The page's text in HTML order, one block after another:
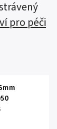
pro péči